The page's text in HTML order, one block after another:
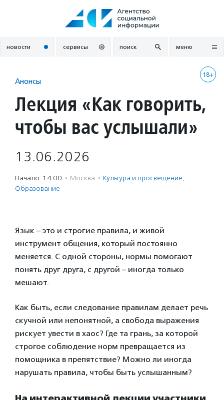
новости сервисы поиск меню
18+
Анонсы
Лекция «Как говорить,
чтобы вас услышали»
13.06.2026
Начало: 14:00 · Москва · Культура и просвещение,
Образование
Язык – это и строгие правила, и живой
инструмент общения, который постоянно
меняется. С одной стороны, нормы помогают
понять друг друга, с другой – иногда только
мешают.
Как быть, если следование правилам делает речь
скучной или непонятной, а свобода выражения
рискует увести в хаос? Где та грань, за которой
строгое соблюдение норм превращается из
помощника в препятствие? Можно ли иногда
нарушать правила, чтобы быть услышанным?